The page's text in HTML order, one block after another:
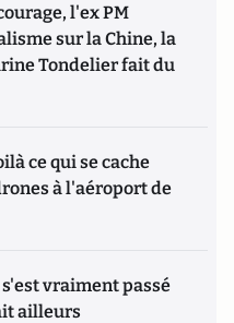
l'ex PM
sur la Chine, la
Tondelier fait du
ce qui se cache
à l'aéroport de
vraiment passé
ailleurs